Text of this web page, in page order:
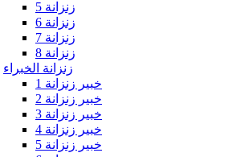
زنزانة 5
زنزانة 6
زنزانة 7
زنزانة 8
زنزانة الخبراء
خبير زنزانة 1
خبير زنزانة 2
خبير زنزانة 3
خبير زنزانة 4
خبير زنزانة 5